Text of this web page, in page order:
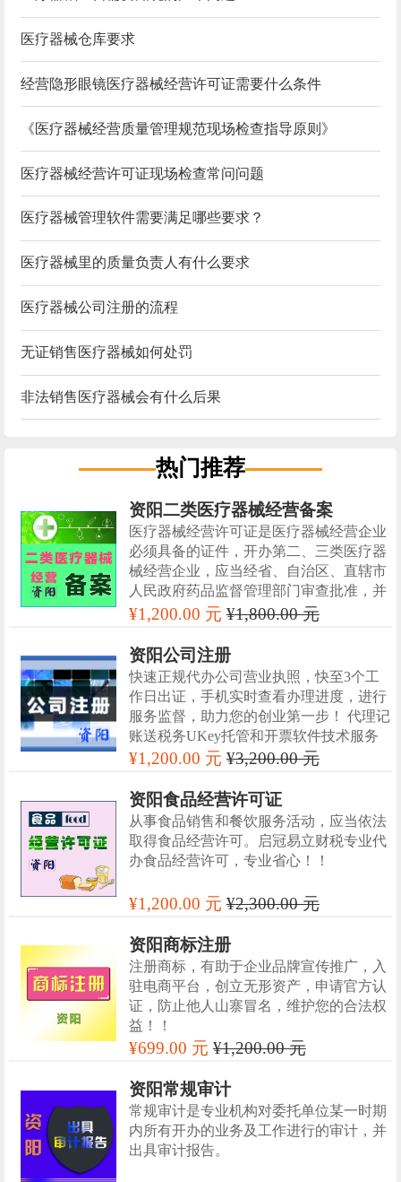
医疗器械仓库要求
经营隐形眼镜医疗器械经营许可证需要什么条件
《医疗器械经营质量管理规范现场检查指导原则》
医疗器械经营许可证现场检查常问问题
医疗器械管理软件需要满足哪些要求？
医疗器械里的质量负责人有什么要求
医疗器械公司注册的流程
无证销售医疗器械如何处罚
非法销售医疗器械会有什么后果
热门推荐
资阳二类医疗器械经营备案
医疗器械经营许可证是医疗器械经营企业
必须具备的证件，开办第二、三类医疗器
械经营企业，应当经省、自治区、直辖市
人民政府药品监督管理部门审查批准，并
发给《医疗器械经营企业许可证》
¥1,200.00 元¥1,800.00 元
资阳公司注册
快速正规代办公司营业执照，快至3个工
作日出证，手机实时查看办理进度，进行
服务监督，助力您的创业第一步！ 代理记
账送税务UKey托管和开票软件技术服务
¥1,200.00 元¥3,200.00 元
资阳食品经营许可证
从事食品销售和餐饮服务活动，应当依法
取得食品经营许可。启冠易立财税专业代
办食品经营许可，专业省心！！
¥1,200.00 元¥2,300.00 元
资阳商标注册
注册商标，有助于企业品牌宣传推广，入
驻电商平台，创立无形资产，申请官方认
证，防止他人山寨冒名，维护您的合法权
益！！
¥699.00 元¥1,200.00 元
资阳常规审计
常规审计是专业机构对委托单位某一时期
内所有开办的业务及工作进行的审计，并
出具审计报告。